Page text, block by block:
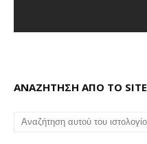
ΑΝΑΖΗΤΗΣΗ ΑΠΟ ΤΟ SITE